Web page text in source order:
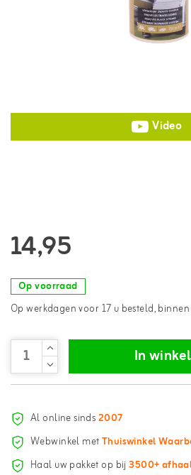
Video
14,95
Op voorraad
Op werkdagen voor 17 u besteld,
In
Al online sinds2007
Webwinkel metThuiswinkel
Haal uw pakket op bij3500+